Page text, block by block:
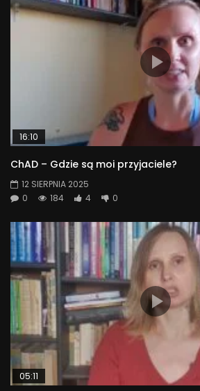
16:10
ChAD – Gdzie są moi przyjaciele?
12 SIERPNIA 2025
0
184 4 0
05:11